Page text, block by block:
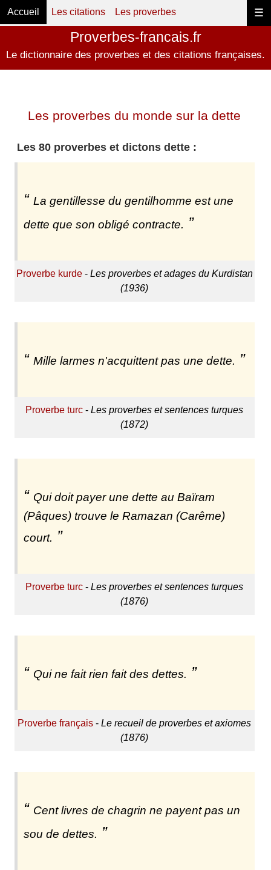
☰
Accueil Les citations Les proverbes
Proverbes-francais.fr
Le dictionnaire des proverbes et des citations françaises.
Les proverbes du monde sur la dette
Les 80 proverbes et dictons dette :
La gentillesse du gentilhomme est une
dette que son obligé contracte.
Proverbe kurde- Les proverbes et adages du Kurdistan
(1936)
Mille larmes n'acquittent pas une dette.
Proverbe turc -Les proverbes et sentences turques
(1872)
Qui doit payer une dette au Baïram
(Pâques) trouve le Ramazan (Carême)
court.
Proverbe turc -Les proverbes et sentences turques
(1876)
Qui ne fait rien fait des dettes.
Proverbe français -Le recueil de proverbes et axiomes
(1876)
Cent livres de chagrin ne payent pas un
sou de dettes.